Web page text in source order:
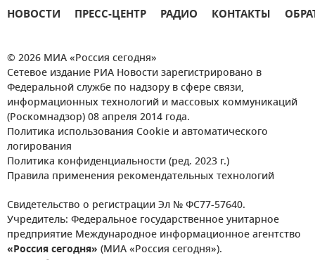
НОВОСТИ ПРЕСС-ЦЕНТР РАДИО КОНТАКТЫ
© 2026 МИА «Россия сегодня»
Сетевое издание РИА Новости зарегистрировано в
Федеральной службе по надзору в сфере связи,
информационных технологий и массовых коммуникаций
(Роскомнадзор) 08 апреля 2014 года.
Политика использования Cookie и автоматического
логирования
Политика конфиденциальности (ред. 2023 г.)
Правила применения рекомендательных технологий
Свидетельство о регистрации Эл № ФС77-57640.
Учредитель: Федеральное государственное унитарное
предприятие Международное информационное агентство
«Россия сегодня» (МИА «Россия сегодня»).